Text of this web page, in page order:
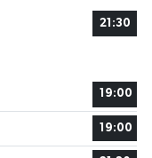
21:30
19:00
19:00